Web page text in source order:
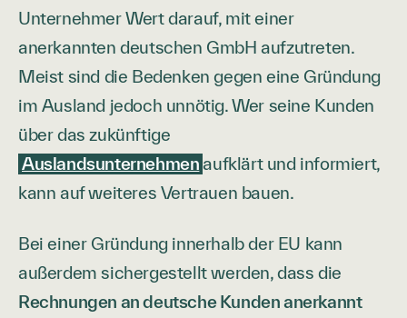
Unternehmer Wert darauf, mit einer
anerkannten deutschen GmbH aufzutreten.
Meist sind die Bedenken gegen eine Gründung
im Ausland jedoch unnötig. Wer seine Kunden
über das zukünftige
Auslandsunternehmen aufklärt und informiert,
kann auf weiteres Vertrauen bauen.
Bei einer Gründung innerhalb der EU kann
außerdem sichergestellt werden, dass die
Rechnungen an deutsche Kunden anerkannt